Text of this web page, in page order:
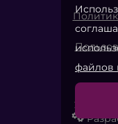
2026 ©
файлов